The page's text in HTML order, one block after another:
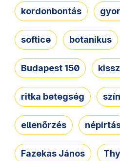
kordonbontás
softice botanikus
Budapest 150
ritka betegség
ellenőrzés
Fazekas János